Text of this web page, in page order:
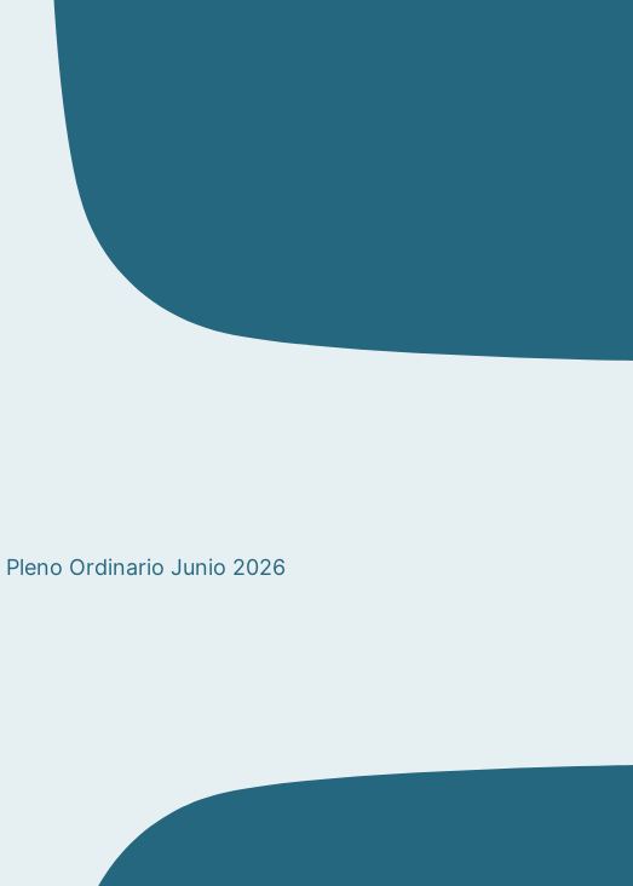
Pleno Ordinario Junio 2026